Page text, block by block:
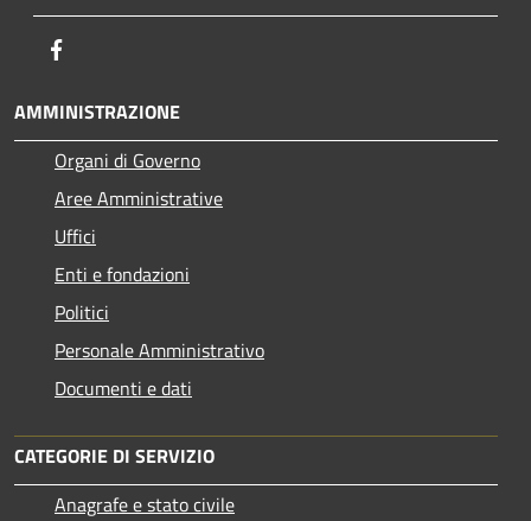
AMMINISTRAZIONE
Organi di Governo
Aree Amministrative
Uffici
Enti e fondazioni
Politici
Personale Amministrativo
Documenti e dati
CATEGORIE DI SERVIZIO
Anagrafe e stato civile